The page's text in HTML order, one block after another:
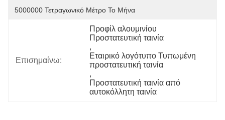
5000000 Τετραγωνικό Μέτρο Το Μήνα
Επισημαίνω:
Προφίλ αλουμινίου
Προστατευτική ταινία
,
Εταιρικό λογότυπο Τυπωμένη
προστατευτική ταινία
,
Προστατευτική ταινία από
αυτοκόλλητη ταινία